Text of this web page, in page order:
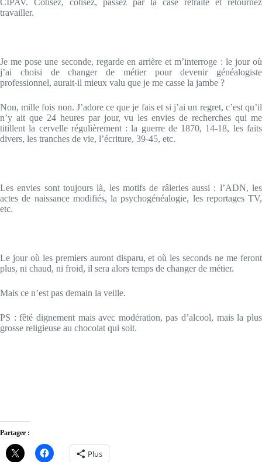
CIPAV. Cotisez, cotisez, passez par la case retraite et retournez
travailler.
Je me pose une seconde, regarde en arrière et m’interroge : le jour où
j’ai choisi de changer de métier pour devenir généalogiste
professionnel, aurait-il mieux valu que je me casse la jambe ?
Non, mille fois non. J’adore ce que je fais et si j’ai un regret, c’est qu’il
n’y ait que 24 heures par jour, vu les envies de recherches qui me
titillent la cervelle régulièrement : la guerre de 1870, 14-18, les faits
divers, les tranches de vie, l’écriture, 39-45, etc.
Les envies sont toujours là, les motifs de râleries aussi : l’ADN, les
actes de naissance modifiés, la psychogénéalogie, les reportages TV,
etc.
Le jour où les premiers auront disparu, et où les seconds ne me feront
plus, ni chaud, ni froid, il sera alors temps de changer de métier.
Mais ce n’est pas demain la veille.
PS : fêté dignement mais avec modération, pas d’alcool, mais la plus
grosse religieuse au chocolat qui soit.
Partager :
Plus